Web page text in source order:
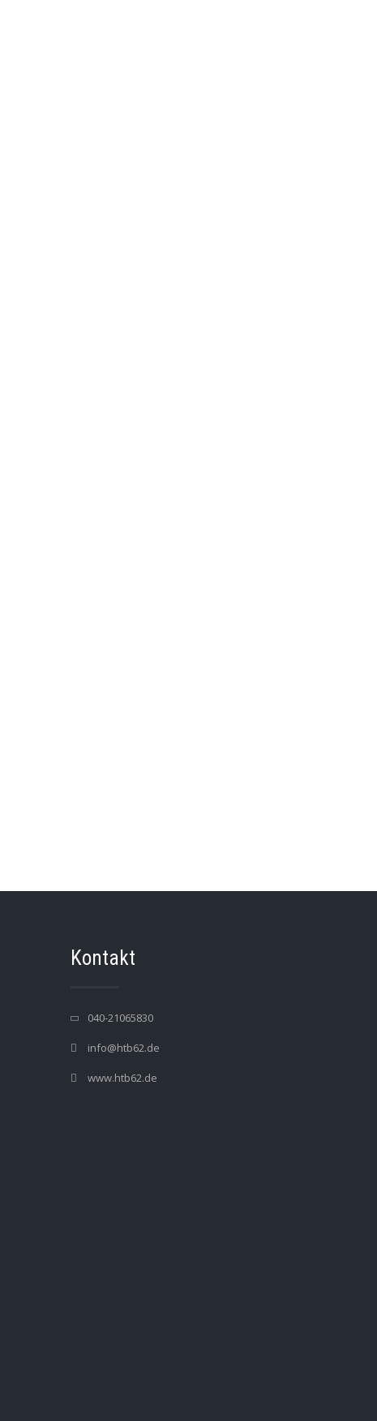
Kontakt
040-21065830
info@htb62.de
www.htb62.de